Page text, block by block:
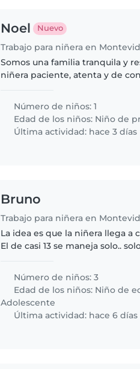
Noel Nuevo
Trabajo para niñera en
Somos una familia tranquila y
niñera paciente, atenta y de
para ocasiones puntuales,..
Número de niños: 1
Edad de los niños: Niño de
Última actividad: hace 3 días
Bruno
Trabajo para niñera en
La idea es que la niñera llega a
El de casi 13 se maneja solo..
Número de niños: 3
Edad de los niños: Niño de
Adolescente
Última actividad: hace 6 días